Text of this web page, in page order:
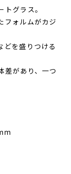
グラス。
フォルムがカジ
どを盛りつける
差があり、一つ